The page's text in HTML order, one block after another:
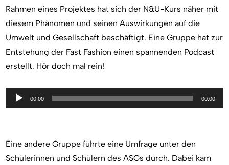
Rahmen eines Projektes hat sich der N&U-Kurs näher mit
diesem Phänomen und seinen Auswirkungen auf die
Umwelt und Gesellschaft beschäftigt. Eine Gruppe hat zur
Entstehung der Fast Fashion einen spannenden Podcast
erstellt. Hör doch mal rein!
Audio-
Player
00:00 00:00
Eine andere Gruppe führte eine Umfrage unter den
Schülerinnen und Schülern des ASGs durch. Dabei kam